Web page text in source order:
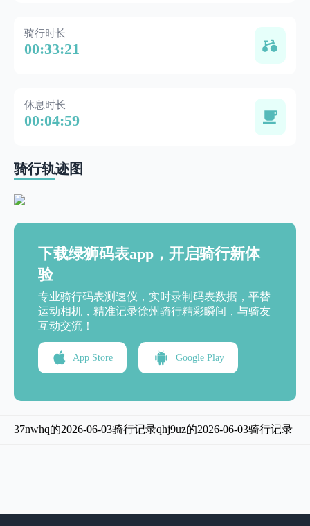
骑行时长
00:33:21
休息时长
00:04:59
骑行轨迹图
下载绿狮码表app，开启骑行新体
验
专业骑行码表测速仪，实时录制码表数据，平替
运动相机，精准记录徐州骑行精彩瞬间，与骑友
互动交流！
App Store Google Play
37nwhq的2026-06-03骑行记录qhj9uz的2026-06-03骑行记录